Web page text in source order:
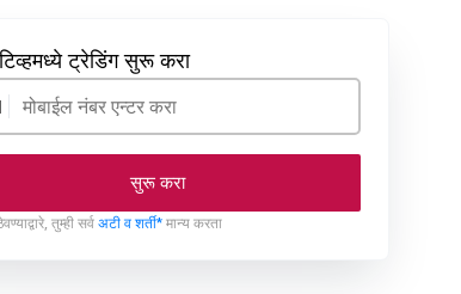
ट्रेडिंग सुरू करा
सुरू करा
तुम्ही सर्व अटी व शर्ती* मान्य करता